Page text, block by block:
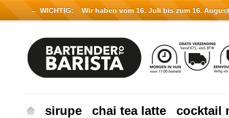
sirupe chai tea latte
cocktail
← WICHTIG: Wir haben vom 16. Juli bis zum 16.